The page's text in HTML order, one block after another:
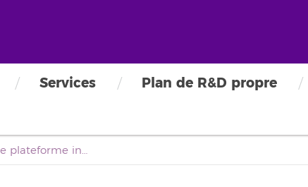
Services Plan de R&D propre
MetSPlat (Une plateforme in vivo pour les essais précliniques de médicaments contre le syndrome métabolique)